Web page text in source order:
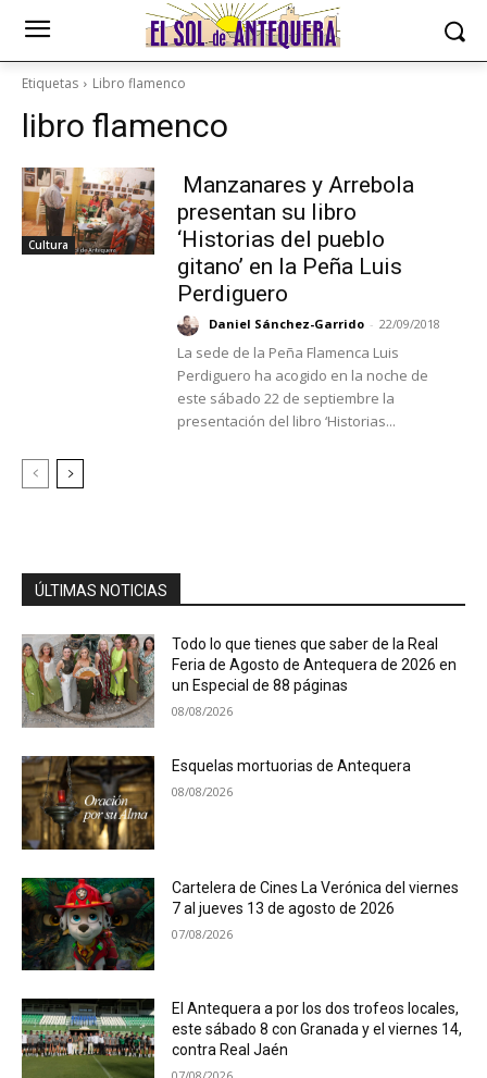
Etiquetas Libro flamenco
libro flamenco
Cultura
Manzanares y Arrebola
presentan su libro
‘Historias del pueblo
gitano’ en la Peña Luis
Perdiguero
Daniel Sánchez-Garrido - 22/09/2018
La sede de la Peña Flamenca Luis
Perdiguero ha acogido en la noche de
este sábado 22 de septiembre la
presentación del libro ‘Historias...
ÚLTIMAS NOTICIAS
Todo lo que tienes que saber de la Real
Feria de Agosto de Antequera de 2026 en
un Especial de 88 páginas
08/08/2026
Esquelas mortuorias de Antequera
08/08/2026
Cartelera de Cines La Verónica del viernes
7 al jueves 13 de agosto de 2026
07/08/2026
El Antequera a por los dos trofeos locales,
este sábado 8 con Granada y el viernes 14,
contra Real Jaén